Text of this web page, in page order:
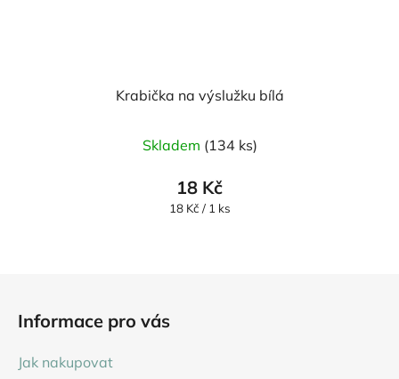
Krabička na výslužku bílá
Skladem (134 ks)
18 Kč
Měrná
18 Kč / 1 ks
Informace pro vás
Jak nakupovat